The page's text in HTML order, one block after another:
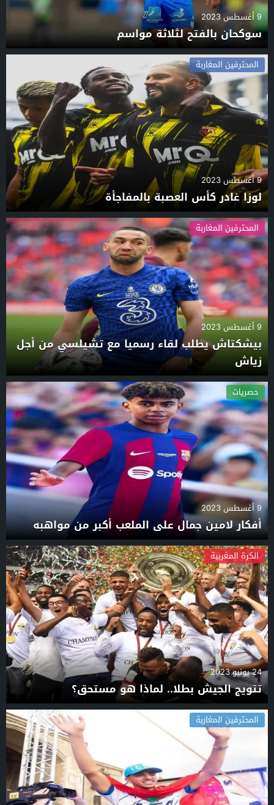
9 أغسطس 2023
سوكحان بالفتح لثلاثة مواسم
المحترفين المغاربة
9 أغسطس 2023
لوزا غادر كأس العصبة بالمفاجأة
المحترفين المغاربة
9 أغسطس 2023
بيشكتاش يطلب لقاء رسميا مع تشيلسي من أجل
زياش
حصريات
9 أغسطس 2023
أفكار لامين جمال على الملعب أكبر من مواهبه
الكرة المغربية
24 يونيو 2023
تتويج الجيش بطلا.. لماذا هو مستحق؟
المحترفين المغاربة